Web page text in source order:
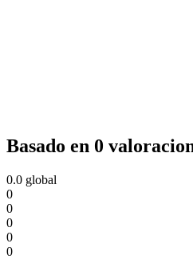
Basado en 0
0.0 global
0
0
0
0
0